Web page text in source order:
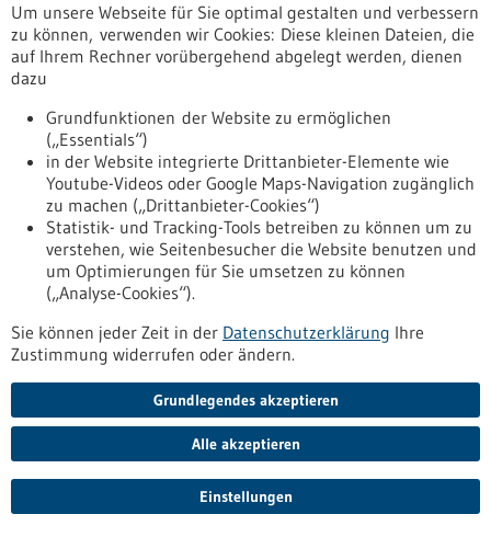
Allgemein
Fachbeiträge
Förderungen
Veranstaltungen
Erscheinungsdatum
zurücksetzen
Informiert bleiben
Um unsere Webseite für Sie optimal gestalten und verbessern
zu können, verwenden wir Cookies: Diese kleinen Dateien, die
auf Ihrem Rechner vorübergehend abgelegt werden, dienen
dazu
Grundfunktionen der Website zu ermöglichen
(„Essentials“)
in der Website integrierte Drittanbieter-Elemente wie
Youtube-Videos oder Google Maps-Navigation zugänglich
zu machen („Drittanbieter-Cookies“)
Statistik- und Tracking-Tools betreiben zu können um zu
verstehen, wie Seitenbesucher die Website benutzen und
um Optimierungen für Sie umsetzen zu können
(„Analyse-Cookies“).
Sie können jeder Zeit in der Datenschutzerklärung Ihre
Zustimmung widerrufen oder ändern.
Grundlegendes akzeptieren
Alle akzeptieren
Einstellungen